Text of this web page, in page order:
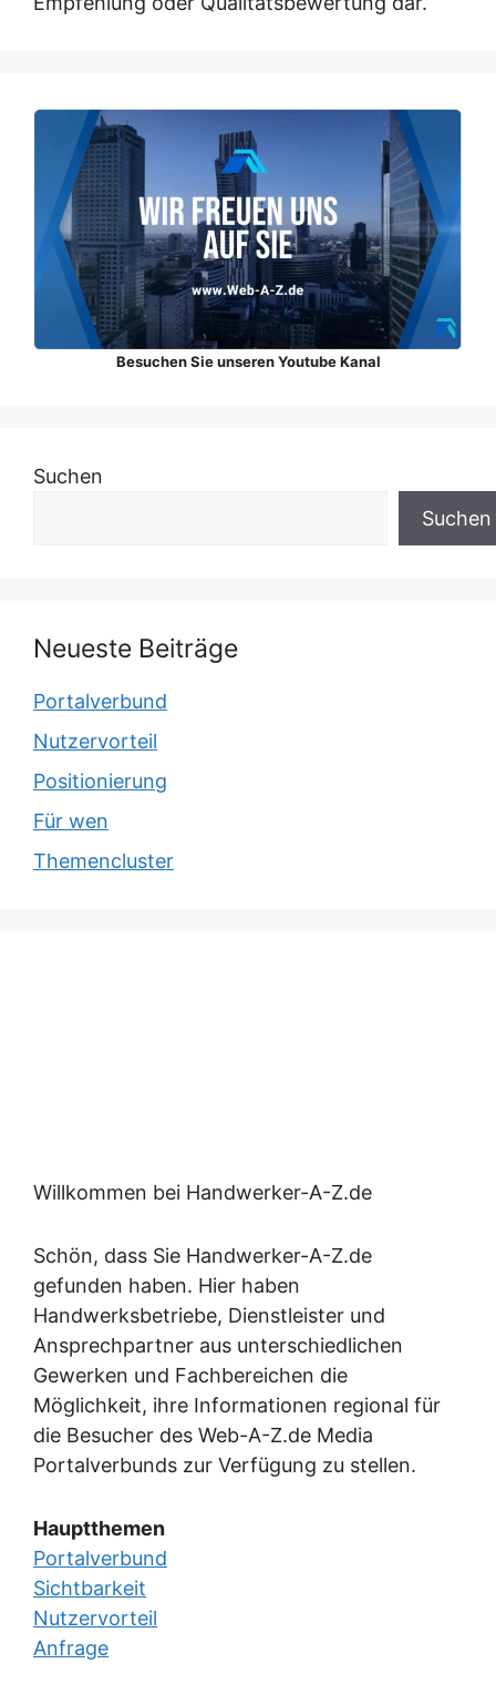
Besuchen Sie unseren Youtube Kanal
Suchen
Suchen
Neueste Beiträge
Portalverbund
Nutzervorteil
Positionierung
Für wen
Themencluster
Willkommen bei Handwerker-A-Z.de
Schön, dass Sie Handwerker-A-Z.de
gefunden haben. Hier haben
Handwerksbetriebe, Dienstleister und
Ansprechpartner aus unterschiedlichen
Gewerken und Fachbereichen die
Möglichkeit, ihre Informationen regional für
die Besucher des Web-A-Z.de Media
Portalverbunds zur Verfügung zu stellen.
Hauptthemen
Portalverbund
Sichtbarkeit
Nutzervorteil
Anfrage